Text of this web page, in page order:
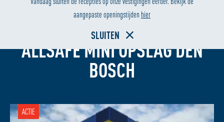
aangepaste openingstijden hier
SLUITEN
GARAGEBOX HUREN
ALLSAFE MINI OPSLAG DEN
BOSCH
ACTIE